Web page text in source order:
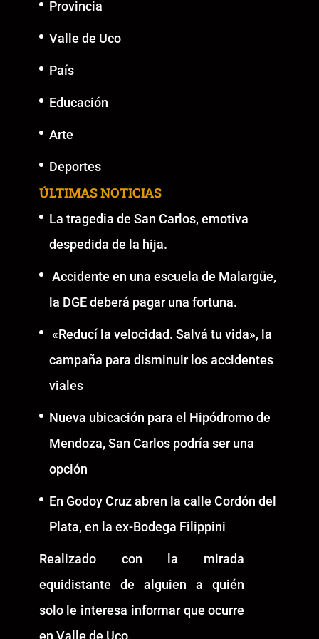
Provincia
Valle de Uco
País
Educación
Arte
Deportes
ÚLTIMAS NOTICIAS
La tragedia de San Carlos, emotiva
despedida de la hija.
Accidente en una escuela de Malargüe,
la DGE deberá pagar una fortuna.
«Reducí la velocidad. Salvá tu vida», la
campaña para disminuir los accidentes
viales
Nueva ubicación para el Hipódromo de
Mendoza, San Carlos podría ser una
opción
En Godoy Cruz abren la calle Cordón del
Plata, en la ex-Bodega Filippini
Realizado con la mirada
equidistante de alguien a quién
solo le interesa informar que ocurre
en Valle de Uco.